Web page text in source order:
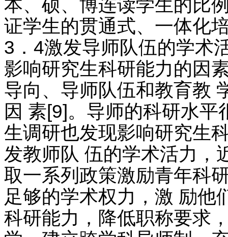
本、硕、博连读学生的比
证学生的贯通式、一体化
3．4激发导师队伍的学术
影响研究生科研能力的因
导向、导师队伍和教育教
因 素[9]。导师的科研水
生调研也发现影响研究生
发教师队 伍的学术活力，
取一系列政策激励青年科
足够的学术权力，激 励他
科研能力，降低职称要求